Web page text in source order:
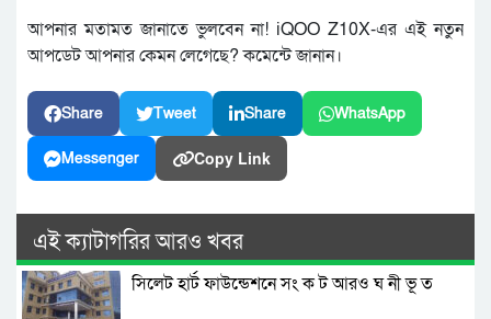
আপনার মতামত জানাতে ভুলবেন না! iQOO Z10X-এর এই নতুন
আপডেট আপনার কেমন লেগেছে? কমেন্টে জানান।
Share Tweet Share WhatsApp
Messenger Copy Link
এই ক্যাটাগরির আরও খবর
সিলেট হার্ট ফাউন্ডেশনে সং ক ট আরও ঘ নী ভূ ত